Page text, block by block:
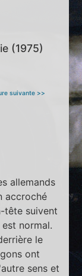
(1975)
suivante >>
allemands
accroché
tête suivent
normal.
le
ont
sens et